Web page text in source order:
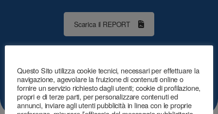
Scarica il REPORT
Certificato ESG 2023/2024
Questo Sito utilizza cookie tecnici, necessari per effettuare la
navigazione, agevolare la fruizione di contenuti online o
fornire un servizio richiesto dagli utenti; cookie di profilazione,
propri e di terze parti, per personalizzare contenuti ed
annunci, inviare agli utenti pubblicità in linea con le proprie